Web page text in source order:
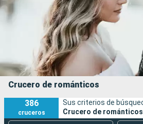
Puertos
Crucero de románticos
386
cruceros
Sus criterios de
Crucero de románticos